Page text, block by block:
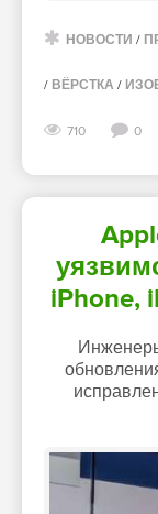
НОВОСТИ /
/ ВЁРСТКА /
710 0
iPhone,